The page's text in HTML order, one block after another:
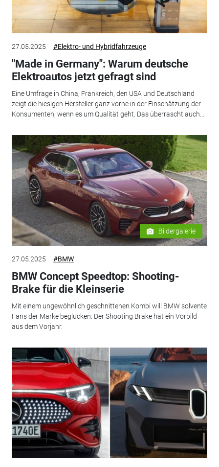
27.05.2025 #Elektro- und Hybridfahrzeuge
"Made in Germany": Warum deutsche
Elektroautos jetzt gefragt sind
Eine Umfrage in China, Frankreich, den USA und Deutschland
zeigt die hiesigen Hersteller ganz vorne in der Einschätzung der
Konsumenten, wenn es um Qualität geht. Das überrascht auch...
Bildergalerie
27.05.2025 #BMW
BMW Concept Speedtop: Shooting-
Brake für die Kleinserie
Mit einem ungewöhnlich geschnittenen Kombi will BMW solvente
Fans der Marke beglücken. Der Shooting Brake hat ein Vorbild
aus dem Vorjahr.